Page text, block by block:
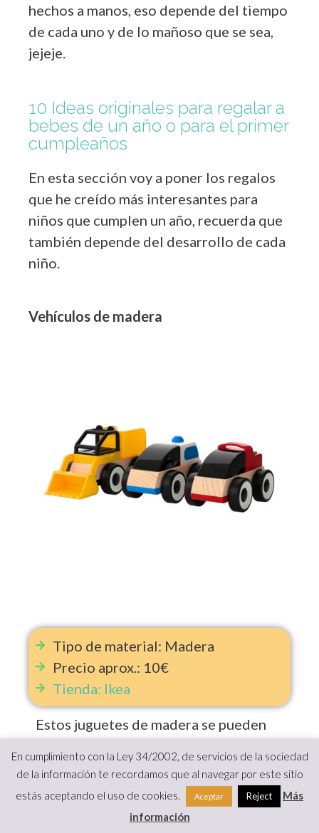
hechos a manos, eso depende del tiempo
de cada uno y de lo mañoso que se sea,
jejeje.
10 Ideas originales para regalar a
bebes de un año o para el primer
cumpleaños
En esta sección voy a poner los regalos
que he creído más interesantes para
niños que cumplen un año, recuerda que
también depende del desarrollo de cada
niño.
Vehículos de madera
Tipo de material: Madera
Precio aprox.: 10€
Tienda: Ikea
Estos juguetes de madera se pueden
combinaciones.
En cumplimiento con la Ley 34/2002, de servicios de la sociedad
de la información te recordamos que al navegar por este sitio
estás aceptando el uso de cookies.
Aceptar Reject
Más
información